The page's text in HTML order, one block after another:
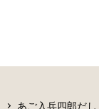
あご入兵四郎だ